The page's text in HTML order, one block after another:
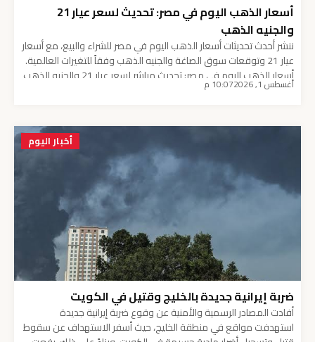
أسعار الذهب اليوم في مصر: تحديث لسعر عيار 21
والجنيه الذهب
ننشر أحدث تحديثات أسعار الذهب اليوم في مصر للشراء والبيع، مع أسعار
عيار 21 وتوقعات سوق الصاغة والجنيه الذهب وفقاً للتغيرات العالمية.
أسعار الذهب اليوم في مصر: تحديث مباشر لسعر عيار 21 والجنيه الذهب
تشهد أسعار الذهب اليوم في مصر متابعة مكثفة من قبل
أغسطس 1, 2026 10:07 م
أخبار اليوم
ضربة إيرانية جديدة بالخليج وقتيل في الكويت
أفادت المصادر الرسمية والأمنية عن وقوع ضربة إيرانية جديدة
استهدفت مواقع في منطقة الخليج، حيث أسفر الاستهداف عن سقوط